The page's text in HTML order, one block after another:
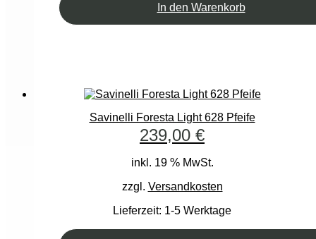
In den Warenkorb
Savinelli Foresta Light 628 Pfeife
239,00 €
inkl. 19 % MwSt.
zzgl. Versandkosten
Lieferzeit: 1-5 Werktage